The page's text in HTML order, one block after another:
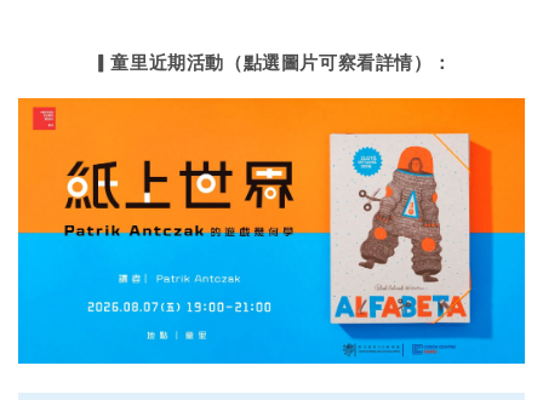
▎童里近期活動（點選圖片可察看詳情）：